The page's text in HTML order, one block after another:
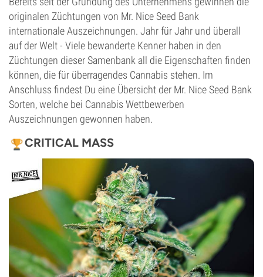
originalen Züchtungen von Mr. Nice Seed Bank
internationale Auszeichnungen. Jahr für Jahr und überall
auf der Welt - Viele bewanderte Kenner haben in den
Züchtungen dieser Samenbank all die Eigenschaften finden
können, die für überragendes Cannabis stehen. Im
Anschluss findest Du eine Übersicht der Mr. Nice Seed Bank
Sorten, welche bei Cannabis Wettbewerben
Auszeichnungen gewonnen haben.
CRITICAL MASS